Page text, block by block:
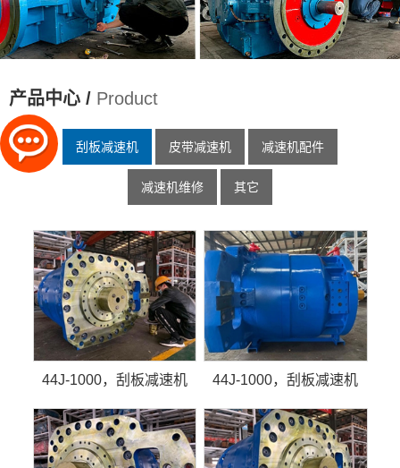
产品中心 / Product
刮板减速机 皮带减速机 减速机配件
减速机维修 其它
44J-1000，刮板减速机 44J-1000，刮板减速机